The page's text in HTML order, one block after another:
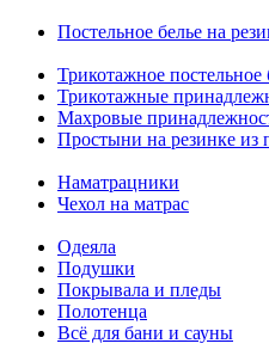
Постельное белье на
Трикотажное постельное
Трикотажные
Махровые
Простыни на резинке из
Наматрацники
Чехол на матрас
Одеяла
Подушки
Покрывала и пледы
Полотенца
Всё для бани и сауны